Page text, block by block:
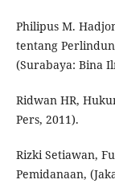
Philipus M.
tentang
(Surabaya: Bina
Ridwan HR,
Pers, 2011).
Rizki Setiawan,
Pemidanaan,